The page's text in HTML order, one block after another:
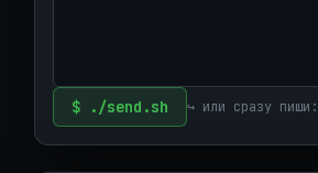
$ ./send.sh ↪ или сразу пиши: